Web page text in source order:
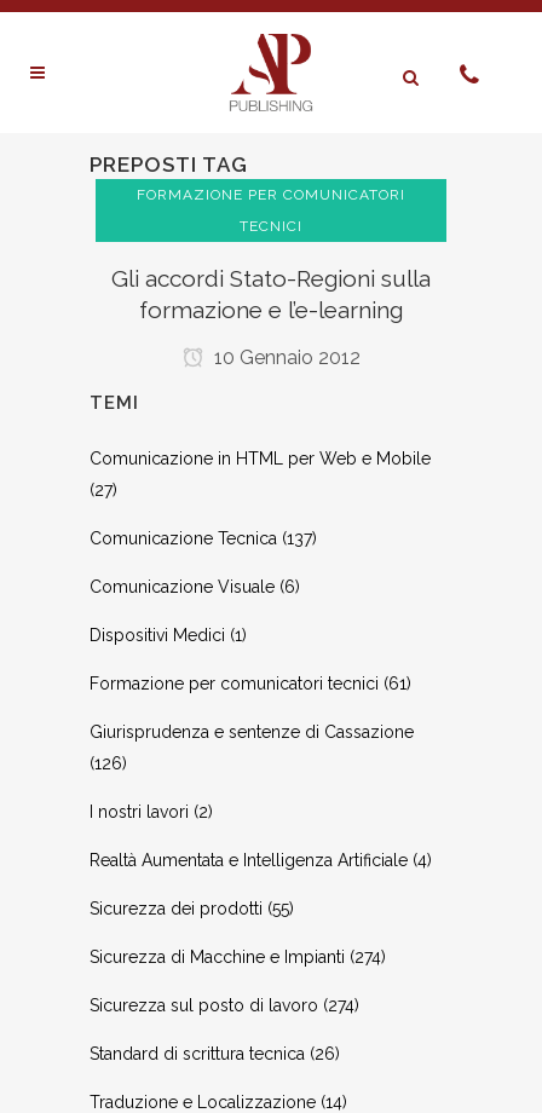
PREPOSTI TAG
FORMAZIONE PER COMUNICATORI
TECNICI
Gli accordi Stato-Regioni sulla
formazione e l’e-learning
10 Gennaio 2012
TEMI
Comunicazione in HTML per Web e Mobile
(27)
Comunicazione Tecnica (137)
Comunicazione Visuale (6)
Dispositivi Medici (1)
Formazione per comunicatori tecnici (61)
Giurisprudenza e sentenze di Cassazione
(126)
I nostri lavori (2)
Realtà Aumentata e Intelligenza Artificiale (4)
Sicurezza dei prodotti (55)
Sicurezza di Macchine e Impianti (274)
Sicurezza sul posto di lavoro (274)
Standard di scrittura tecnica (26)
Traduzione e Localizzazione (14)